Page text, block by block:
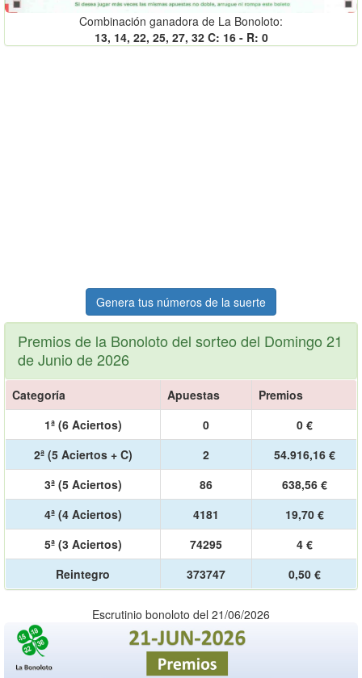
Combinación ganadora de La Bonoloto:
13, 14, 22, 25, 27, 32 C: 16 - R: 0
Genera tus números de la suerte
Premios de la Bonoloto del sorteo del Domingo 21
de Junio de 2026
Categoría Apuestas
Premios
1ª (6 Aciertos)
0
0 €
2ª (5 Aciertos + C)
2
54.916,16 €
3ª (5 Aciertos)
86
638,56 €
4ª (4 Aciertos)
4181
19,70 €
5ª (3 Aciertos)
74295
4 €
Reintegro
373747 0,50 €
Escrutinio bonoloto del 21/06/2026